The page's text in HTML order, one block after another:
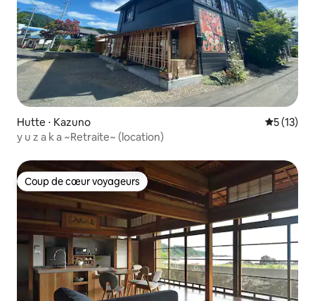
Hutte ⋅ Kazuno
5 (13)
y u z a k a ~Retraite~ (location)
Coup de cœur voyageurs
Coup de cœur voyageurs